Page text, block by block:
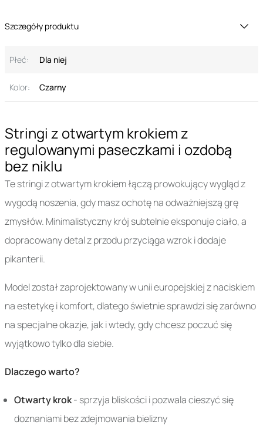
Stringi z otwartym krokiem z
regulowanymi paseczkami i ozdobą
bez niklu
Te stringi z otwartym krokiem łączą prowokujący wygląd z
wygodą noszenia, gdy masz ochotę na odważniejszą grę
zmysłów. Minimalistyczny krój subtelnie eksponuje ciało, a
dopracowany detal z przodu przyciąga wzrok i dodaje
pikanterii.
Model został zaprojektowany w unii europejskiej z naciskiem
na estetykę i komfort, dlatego świetnie sprawdzi się zarówno
na specjalne okazje, jak i wtedy, gdy chcesz poczuć się
wyjątkowo tylko dla siebie.
Dlaczego warto?
Otwarty krok- sprzyja bliskości i pozwala cieszyć się
doznaniami bez zdejmowania bielizny
Szczegóły produktu
Płeć: Dla niej
Kolor: Czarny